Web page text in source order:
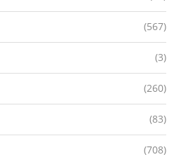
(567)
(3)
(260)
(83)
(708)